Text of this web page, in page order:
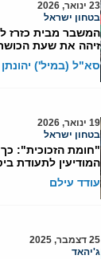
23 ינואר, 2026
בטחון ישראל
המשבר מבית כזרז
זיהה את שעת הכושר
סא"ל (במיל') יהונתן
19 ינואר, 2026
בטחון ישראל
"חומת הזכוכית":
המודיעין לתעודת
עודד עילם
25 דצמבר, 2025
ג'יהאד